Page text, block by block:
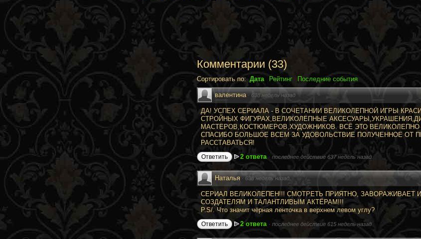
Комментарии (33)
Сортировать по: Дата Рейтинг Последние события
валентина · 638 недель назад
ДА! УСПЕХ СЕРИАЛА - В СОЧЕТАНИИ ВЕЛИКОЛЕПНОЙ ИГРЫ
СТРОЙНЫХ ФИГУРАХ,ВЕЛИКОЛЕПНЫЕ
МАСТЕРОВ,КОСТЮМЕРОВ,ХУДОЖНИКОВ. ВСЁ ЭТО ВЕЛИКОЛЕПНО
СПАСИБО БОЛЬШОЕ ВСЕМ ЗА УДОВОЛЬСТВИЕ ПОЛУЧЕННОЕ ОТ
РАССТАВАТЬСЯ!
Ответить 2 ответа · последнее действие 637 недель назад
Наталья ·638 недель назад
СЕРИАЛ ВЕЛИКОЛЕПЕН!!! СМОТРЕТЬ ПРИЯТНО, ЗАВОРАЖИВАЕТ
СОЗДАТЕЛЯМ И ТАЛАНТЛИВЫМ АКТЁРАМ!!!
P.S/. Что значит чёрная ленточка в верхнем левом углу?
Ответить 2 ответа · последнее действие 615 недель назад